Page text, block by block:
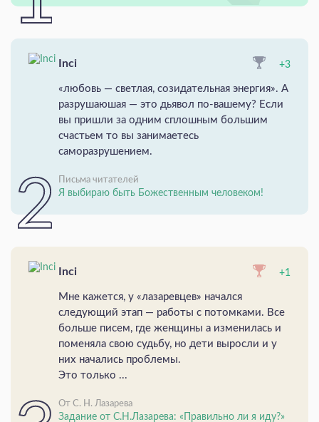
Inci +3
«любовь — светлая, созидательная энергия». А
разрушаюшая — это дьявол по-вашему? Если
вы пришли за одним сплошным большим
счастьем то вы занимаетесь
саморазрушением.
Письма читателей
Я выбираю быть Божественным человеком!
Inci +1
Мне кажется, у «лазаревцев» начался
следующий этап — работы с потомками. Все
больше писем, где женщины а изменилась и
поменяла свою судьбу, но дети выросли и у
них начались проблемы.
Это только ...
От С. Н. Лазарева
Задание от С.Н.Лазарева: «Правильно ли я иду?»